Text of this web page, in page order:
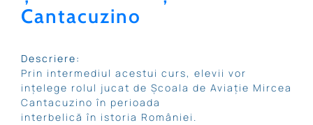
Cantacuzino
Descriere:
Prin intermediul acestui curs, elevii vor
inţelege rolul jucat de Şcoala de Aviaţie Mircea
Cantacuzino în perioada
interbelică în istoria României.